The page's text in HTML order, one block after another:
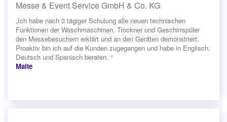
Messe & Event Service GmbH & Co. KG
„Ich habe nach 3 tägiger Schulung alle neuen technischen
Funktionen der Waschmaschinen, Trockner und Geschirrspüler
den Messebesuchern erklärt und an den Geräten demonstriert.
Proaktiv bin ich auf die Kunden zugegangen und habe in Englisch,
Deutsch und Spanisch beraten. “
Maite